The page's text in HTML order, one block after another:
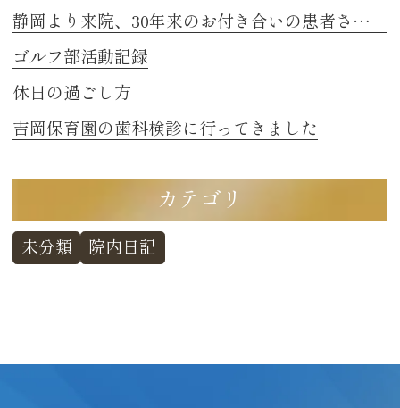
静岡より来院、30年来のお付き合いの患者さまのお話し 2
ゴルフ部活動記録
休日の過ごし方
吉岡保育園の歯科検診に行ってきました
カテゴリ
未分類 院内日記